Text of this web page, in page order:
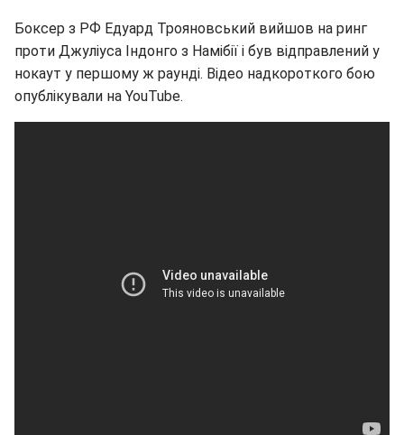
Боксер з РФ Едуард Трояновський вийшов на ринг
проти Джуліуса Індонго з Намібії і був відправлений у
нокаут у першому ж раунді. Відео надкороткого бою
опублікували на YouTube.